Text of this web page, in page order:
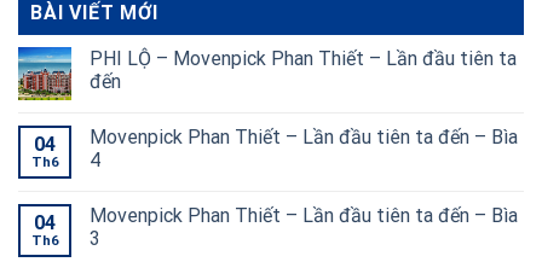
BÀI VIẾT MỚI
PHI LỘ – Movenpick Phan Thiết – Lần đầu tiên ta
đến
04
Th6
Movenpick Phan Thiết – Lần đầu tiên ta đến – Bìa
4
04
Th6
Movenpick Phan Thiết – Lần đầu tiên ta đến – Bìa
3